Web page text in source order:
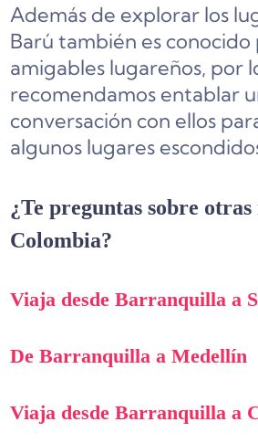
Además de explorar los
Barú también es conocido
amigables lugareños, por
recomendamos entablar
conversación con ellos
algunos lugares
¿Te preguntas sobre otras
Colombia?
Viaja desde Barranquilla a
De Barranquilla a Medellín
Viaja desde Barranquilla a